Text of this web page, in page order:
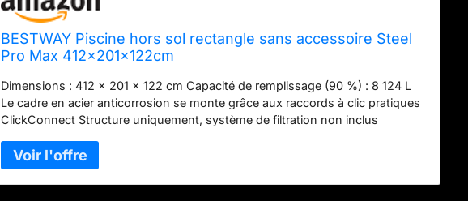
BESTWAY Piscine hors sol rectangle sans accessoire Steel
Pro Max 412x201x122cm
Dimensions : 412 x 201 x 122 cm Capacité de remplissage (90 %) : 8 124 L
Le cadre en acier anticorrosion se monte grâce aux raccords à clic pratiques
ClickConnect Structure uniquement, système de filtration non inclus